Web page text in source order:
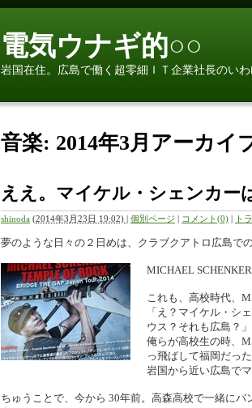
電気ウナギ的○○
岩国在住。広島で働く超零細ＩＴ企業社長のいわ
音楽: 2014年3月アーカイ
ええ。マイケル・シェンカー
shinoda (2014年3月23日 19:02) | 個別ページ | コメント(0) | ト
夢のような日々の２日めは、クラブクアトロ広島で
MICHAEL
これも、高校時代、
「え？マイケル・シ
ウス？それも広島？
俺らが高校生の時、
っ飛ばして福岡だった
岩国から近い広島で
ちゅうことで、今から 30年前。高森高校で一緒に